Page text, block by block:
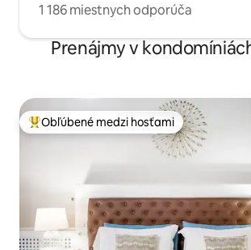
1 186 miestnych odporúča
Prenájmy v
Najobľúbenejšie medzi hosťami
Obľúbené medzi hosťami